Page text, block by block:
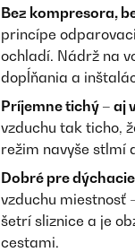
Bez kompresora,
princípe
ochladí. Nádrž na
dopĺňania a
Príjemne tichý – aj
vzduchu tak ticho,
režim navyše stlmí
Dobré pre
vzduchu miestnosť
šetrí sliznice a je
cestami.